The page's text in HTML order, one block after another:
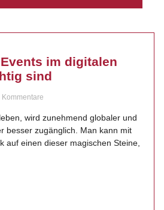
im digitalen
sind
Kommentare
wird zunehmend globaler und
besser zugänglich. Man kann mit
auf einen dieser magischen Steine,